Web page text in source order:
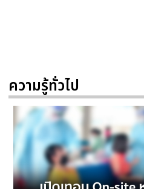
ความรู้ทั่วไป